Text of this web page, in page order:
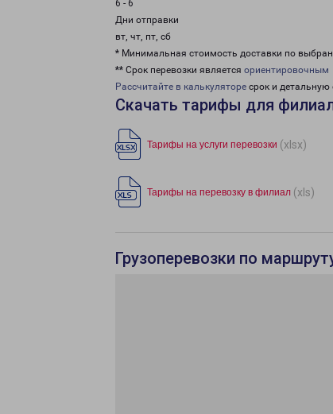
6 - 6
Дни отправки
вт, чт, пт, сб
* Минимальная стоимость доставки по
** Срок перевозки является ориентировочным
Рассчитайте в калькуляторе срок и детальную
Скачать тарифы для
Тарифы на услуги перевозки (xlsx)
Тарифы на перевозку в филиал (xls)
Грузоперевозки по